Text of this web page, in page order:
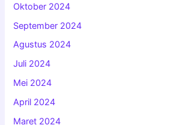
Oktober 2024
September 2024
Agustus 2024
Juli 2024
Mei 2024
April 2024
Maret 2024